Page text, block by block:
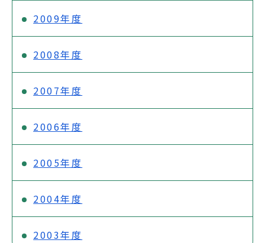
2009年度
2008年度
2007年度
2006年度
2005年度
2004年度
2003年度